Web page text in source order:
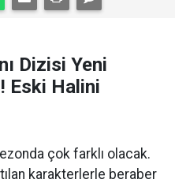
Dizisi Yeni
Eski Halini
çok farklı olacak.
karakterlerle beraber